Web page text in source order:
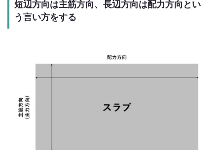
短辺方向は主筋方向、長辺方向は配力方向とい
う言い方をする